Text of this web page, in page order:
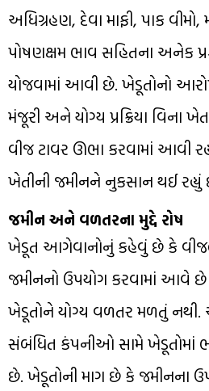
અધિગ્રહણ, દેવા માફી, પાક
પોષણક્ષમ ભાવ સહિતના અનેક
યોજવામાં આવી છે. ખેડૂતોનો
મંજૂરી અને યોગ્ય પ્રક્રિયા વિના
વીજ ટાવર ઊભા કરવામાં આવી
ખેતીની જમીનને નુકસાન થઈ રહ્યું
જમીન અને વળતરના મુદ્દે રોષ
ખેડૂત આગેવાનોનું કહેવું છે કે
જમીનનો ઉપયોગ કરવામાં આવે છે
ખેડૂતોને યોગ્ય વળતર મળતું
સંબંધિત કંપનીઓ સામે ખેડૂતોમાં
છે. ખેડૂતોની માગ છે કે જમીનના